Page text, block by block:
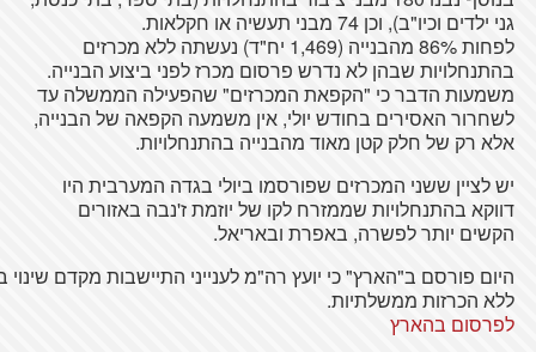
גני ילדים וכיו"ב), וכן 74 מבני תעשיה או חקלאות.
לפחות86% מהבנייה (1,469 יח"ד) נעשתה ללא מכרזים
בהתנחלויות שבהן לא נדרש פרסום מכרזלפני ביצוע הבנייה.
משמעות הדברכי "הקפאת המכרזים" שהפעילה הממשלה עד
לשחרור האסירים בחודש יולי, אין משמעה הקפאה של הבנייה,
אלא רק שלחלק קטן מאוד מהבנייה בהתנחלויות.
ישלציין ששני המכרזים שפורסמו ביולי בגדה המערביתהיו
דווקא בהתנחלויות שממזרח לקו של יוזמתז'נבה באזורים
הקשים יותרלפשרה, באפרת ובאריאל.
היום פורסם ב"הארץ"כי יועץ רה"מלענייני התיישבות מקדם שינוי
ללא הכרזות ממשלתיות.
לפרסום בהארץ